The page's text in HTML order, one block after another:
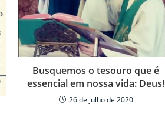
Busquemos o tesouro que é
essencial em nossa vida: Deus!
26 de julho de 2020